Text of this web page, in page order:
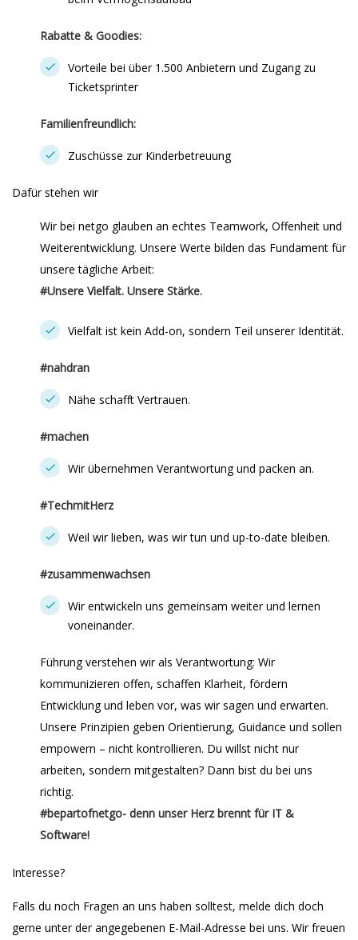
Rabatte & Goodies:
Vorteile bei über 1.500 Anbietern und Zugang zu
Ticketsprinter
Familienfreundlich:
Zuschüsse zur Kinderbetreuung
Dafür stehen wir
Wir bei netgo glauben an echtes Teamwork, Offenheit und
Weiterentwicklung. Unsere Werte bilden das Fundament für
unsere tägliche Arbeit:
#Unsere Vielfalt. Unsere Stärke.
Vielfalt ist kein Add-on, sondern Teil unserer Identität.
#nahdran
Nähe schafft Vertrauen.
#machen
Wir übernehmen Verantwortung und packen an.
#TechmitHerz
Weil wir lieben, was wir tun und up-to-date bleiben.
#zusammenwachsen
Wir entwickeln uns gemeinsam weiter und lernen
voneinander.
Führung verstehen wir als Verantwortung: Wir
kommunizieren offen, schaffen Klarheit, fördern
Entwicklung und leben vor, was wir sagen und erwarten.
Unsere Prinzipien geben Orientierung, Guidance und sollen
empowern – nicht kontrollieren. Du willst nicht nur
arbeiten, sondern mitgestalten? Dann bist du bei uns
richtig.
#bepartofnetgo- denn unser Herz brennt für IT &
Software!
Interesse?
Falls du noch Fragen an uns haben solltest, melde dich doch
gerne unter der angegebenen E-Mail-Adresse bei uns. Wir freuen